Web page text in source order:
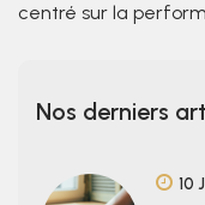
centré sur la
Nos derniers
10